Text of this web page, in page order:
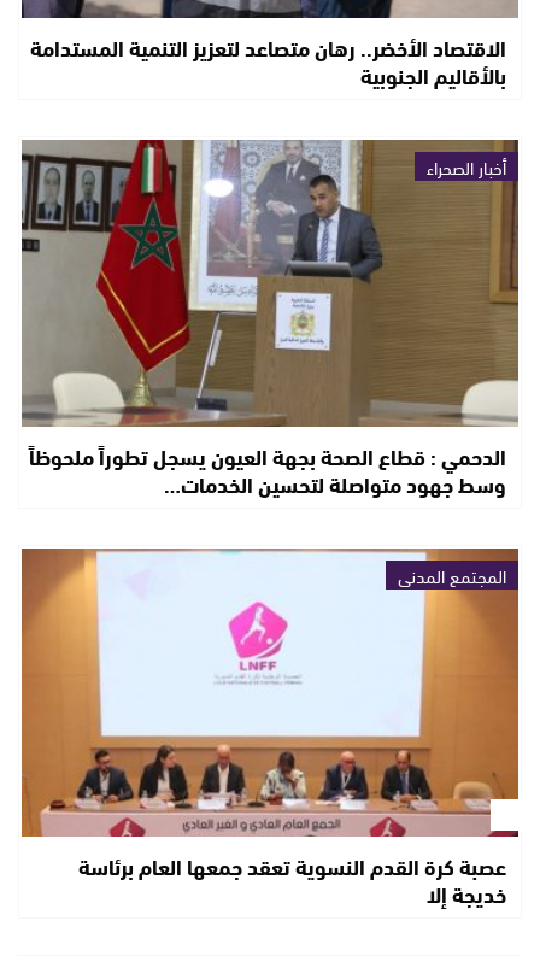
الاقتصاد الأخضر.. رهان متصاعد لتعزيز التنمية المستدامة
بالأقاليم الجنوبية
أخبار الصحراء
الدحمي : قطاع الصحة بجهة العيون يسجل تطوراً ملحوظاً
وسط جهود متواصلة لتحسين الخدمات…
المجتمع المدني
عصبة كرة القدم النسوية تعقد جمعها العام برئاسة
خديجة إلا